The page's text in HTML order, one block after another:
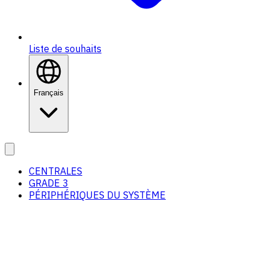
Liste de souhaits
Français
CENTRALES
GRADE 3
PÉRIPHÉRIQUES DU SYSTÈME